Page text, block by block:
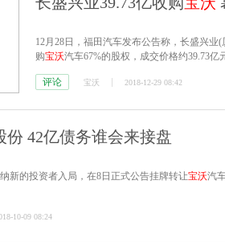
12月28日，福田汽车发布公告称，长盛兴
购宝沃汽车67%的股权，成交价格约39.73亿
评论 宝沃 2018-12-29 08:42
份 42亿债务谁会来接盘
新的投资者入局，在8日正式公告挂牌转让宝沃汽
10-09 08:24